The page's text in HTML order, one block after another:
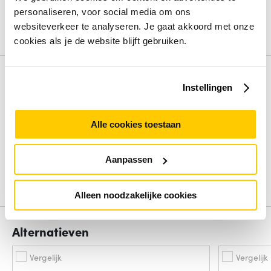
personaliseren, voor social media om ons
websiteverkeer te analyseren. Je gaat akkoord met onze
cookies als je de website blijft gebruiken.
Instellingen
Alle cookies toestaan
Aanpassen
Alleen noodzakelijke cookies
Koperen ethernetbekabelingstechnologie
T
Bekijk alle specificaties
Deel je ervaring met het product door het schrijven van een
Schrijf een review
Alternatieven
Vergelijk Vergelijk